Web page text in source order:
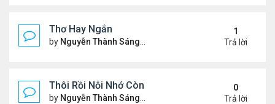
Thơ Hay Ngắn
by Nguyễn Thành Sáng Thứ 4 Tháng 1 10, 2024 2:28
1
Trả lời
Thôi Rồi Nỗi Nhớ Còn Đây…
by Nguyễn Thành Sáng Thứ 5 Tháng 12 28, 2023 1:09
0
Trả lời